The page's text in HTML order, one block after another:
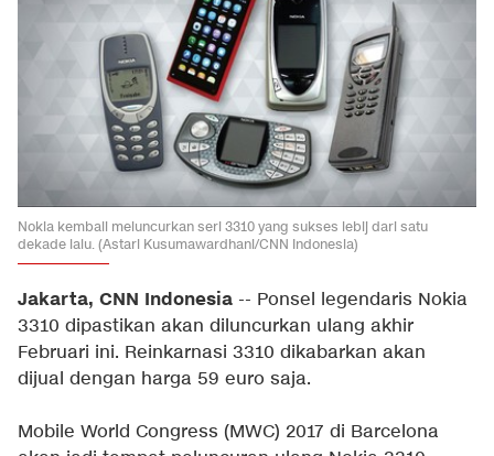
Nokia kembali meluncurkan seri 3310 yang sukses lebij dari satu
dekade lalu. (Astari Kusumawardhani/CNN Indonesia)
Jakarta, CNN Indonesia -- Ponsel legendaris Nokia
3310 dipastikan akan diluncurkan ulang akhir
Februari ini. Reinkarnasi 3310 dikabarkan akan
dijual dengan harga 59 euro saja.
Mobile World Congress (MWC) 2017 di Barcelona